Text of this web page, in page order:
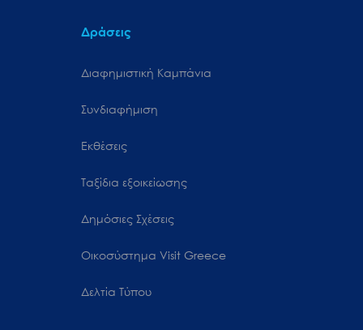
Δράσεις
Διαφημιστική Καμπάνια
Συνδιαφήμιση
Εκθέσεις
Ταξίδια εξοικείωσης
Δημόσιες Σχέσεις
Oικοσύστημα Visit Greece
Δελτία Τύπου